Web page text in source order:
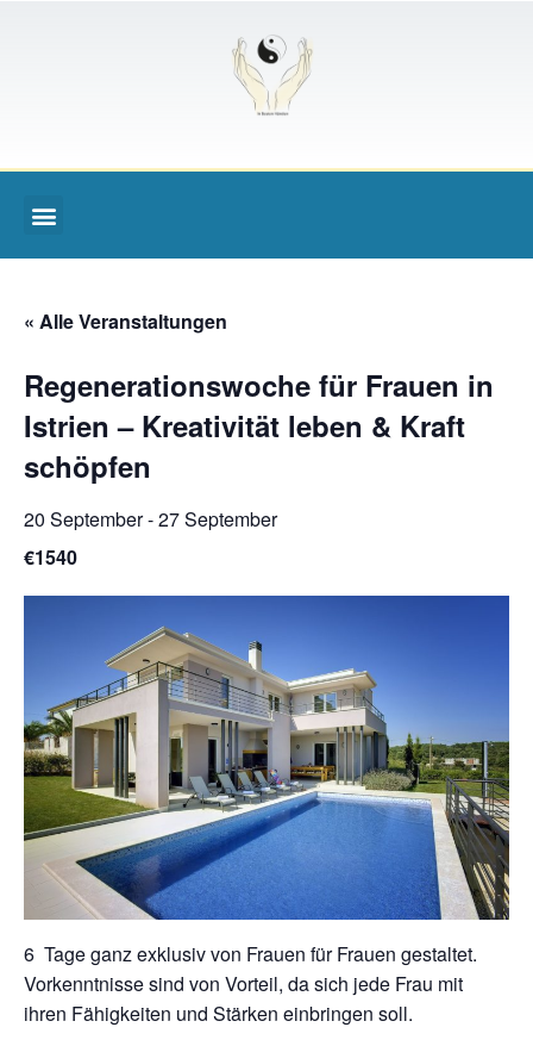
« Alle Veranstaltungen
Regenerationswoche für Frauen in
Istrien – Kreativität leben & Kraft
schöpfen
20 September-27 September
€1540
6 Tage ganz exklusiv von Frauen für Frauen gestaltet.
Vorkenntnisse sind von Vorteil, da sich jede Frau mit
ihren Fähigkeiten und Stärken einbringen soll.